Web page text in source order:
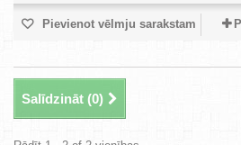
Pievienot vēlmju sarakstam
Salīdzināt (0)